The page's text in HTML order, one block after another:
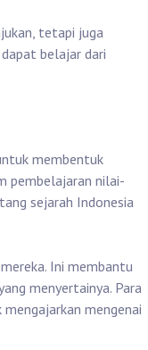
tetapi juga
belajar dari
membentuk
pembelajaran nilai-
sejarah Indonesia
Ini membantu
menyertainya. Para
mengenai